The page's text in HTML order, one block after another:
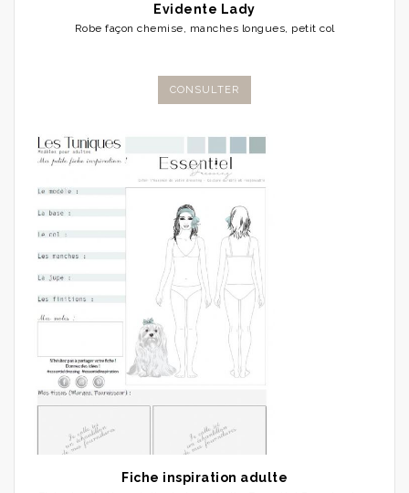
Evidente Lady
Robe façon chemise, manches longues, petit col
CONSULTER
Fiche inspiration adulte